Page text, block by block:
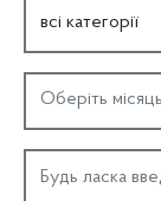
всі категорії